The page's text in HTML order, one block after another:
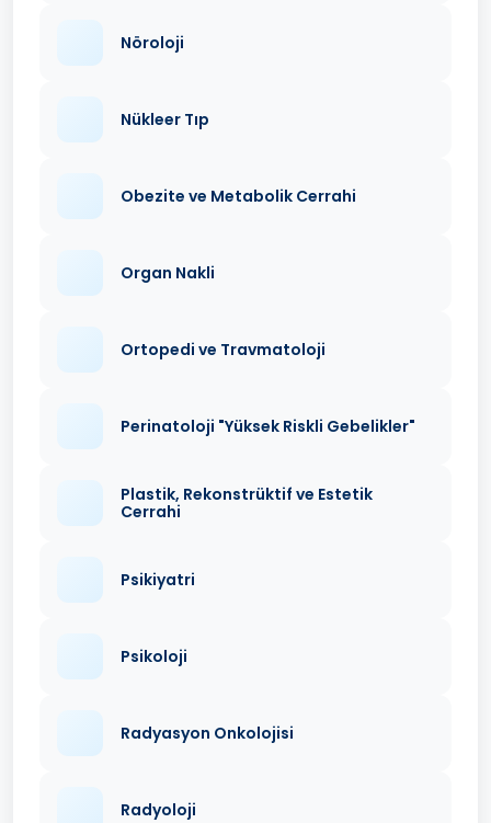
Nöroloji
Nükleer Tıp
Obezite ve Metabolik Cerrahi
Organ Nakli
Ortopedi ve Travmatoloji
Perinatoloji "Yüksek Riskli Gebelikler"
Plastik, Rekonstrüktif ve Estetik
Cerrahi
Psikiyatri
Psikoloji
Radyasyon Onkolojisi
Radyoloji